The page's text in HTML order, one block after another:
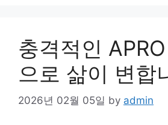
충격적인
으로 삶이 변합
2026년 02월 05일 by admin